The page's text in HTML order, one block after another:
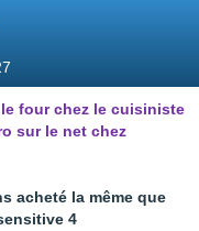
four chez le cuisiniste
sur le net chez
acheté la même que
4